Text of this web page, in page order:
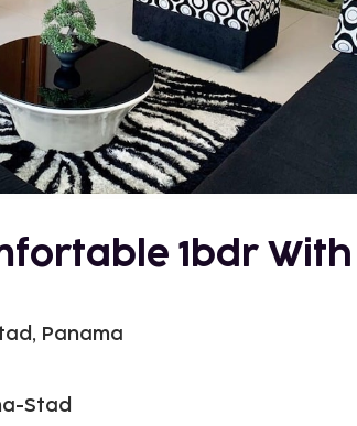
1bdr With
Panama
Stad